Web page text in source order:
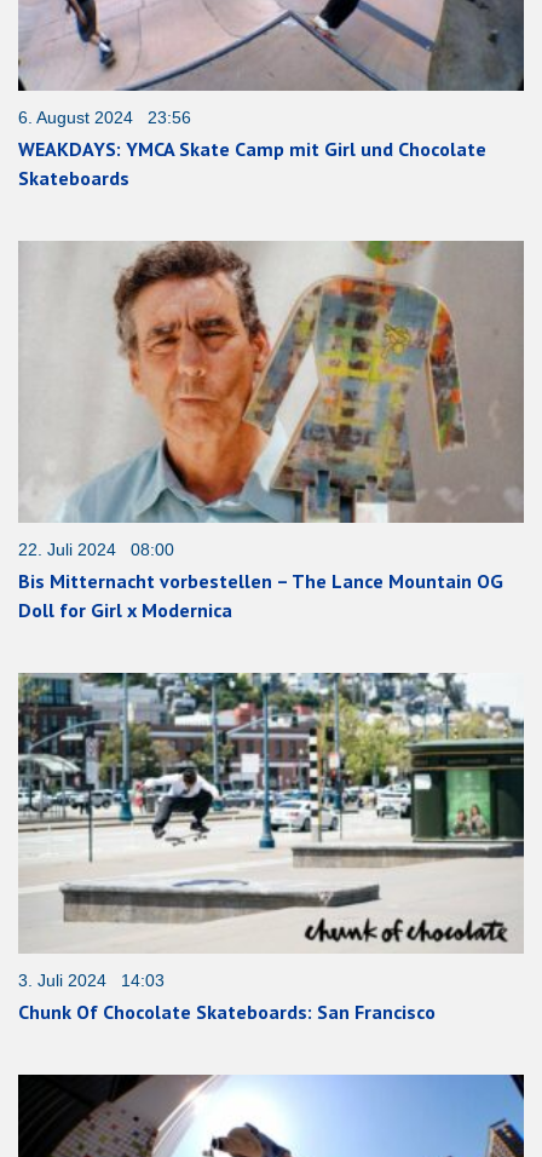
6. August 2024 23:56
WEAKDAYS: YMCA Skate Camp mit Girl und Chocolate
Skateboards
22. Juli 2024 08:00
Bis Mitternacht vorbestellen – The Lance Mountain OG
Doll for Girl x Modernica
3. Juli 2024 14:03
Chunk Of Chocolate Skateboards: San Francisco